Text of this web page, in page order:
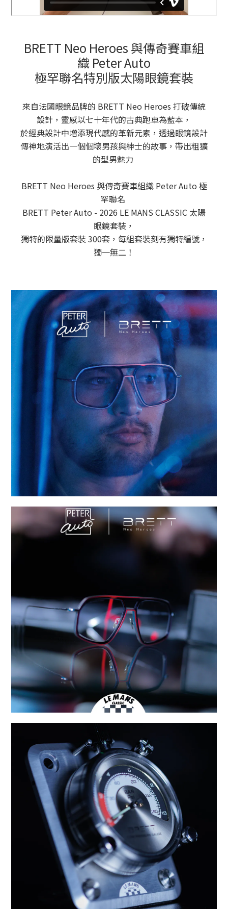
BRETT Neo Heroes 與傳奇賽車組
織 Peter Auto
極罕聯名特別版太陽眼鏡套裝
來自法國眼鏡品牌的 BRETT Neo Heroes 打破傳統
設計，靈感以七十年代的古典跑車為藍本，
於經典設計中增添現代感的革新元素，透過眼鏡設計
傳神地演活出一個個壞男孩與紳士的故事，帶出粗獷
的型男魅力
BRETT Neo Heroes 與傳奇賽車組織 Peter Auto 極
罕聯名
BRETT Peter Auto - 2026 LE MANS CLASSIC 太陽
眼鏡套裝，
獨特的限量版套裝 300套，每組套裝刻有獨特編號，
獨一無二！